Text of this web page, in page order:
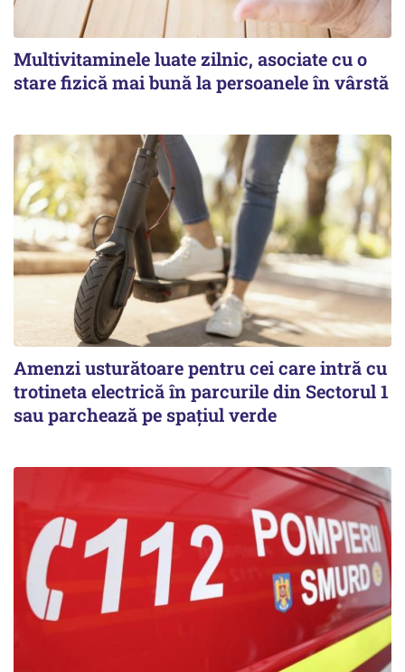
Multivitaminele luate zilnic, asociate cu o
stare fizică mai bună la persoanele în vârstă
Amenzi usturătoare pentru cei care intră cu
trotineta electrică în parcurile din Sectorul 1
sau parchează pe spațiul verde